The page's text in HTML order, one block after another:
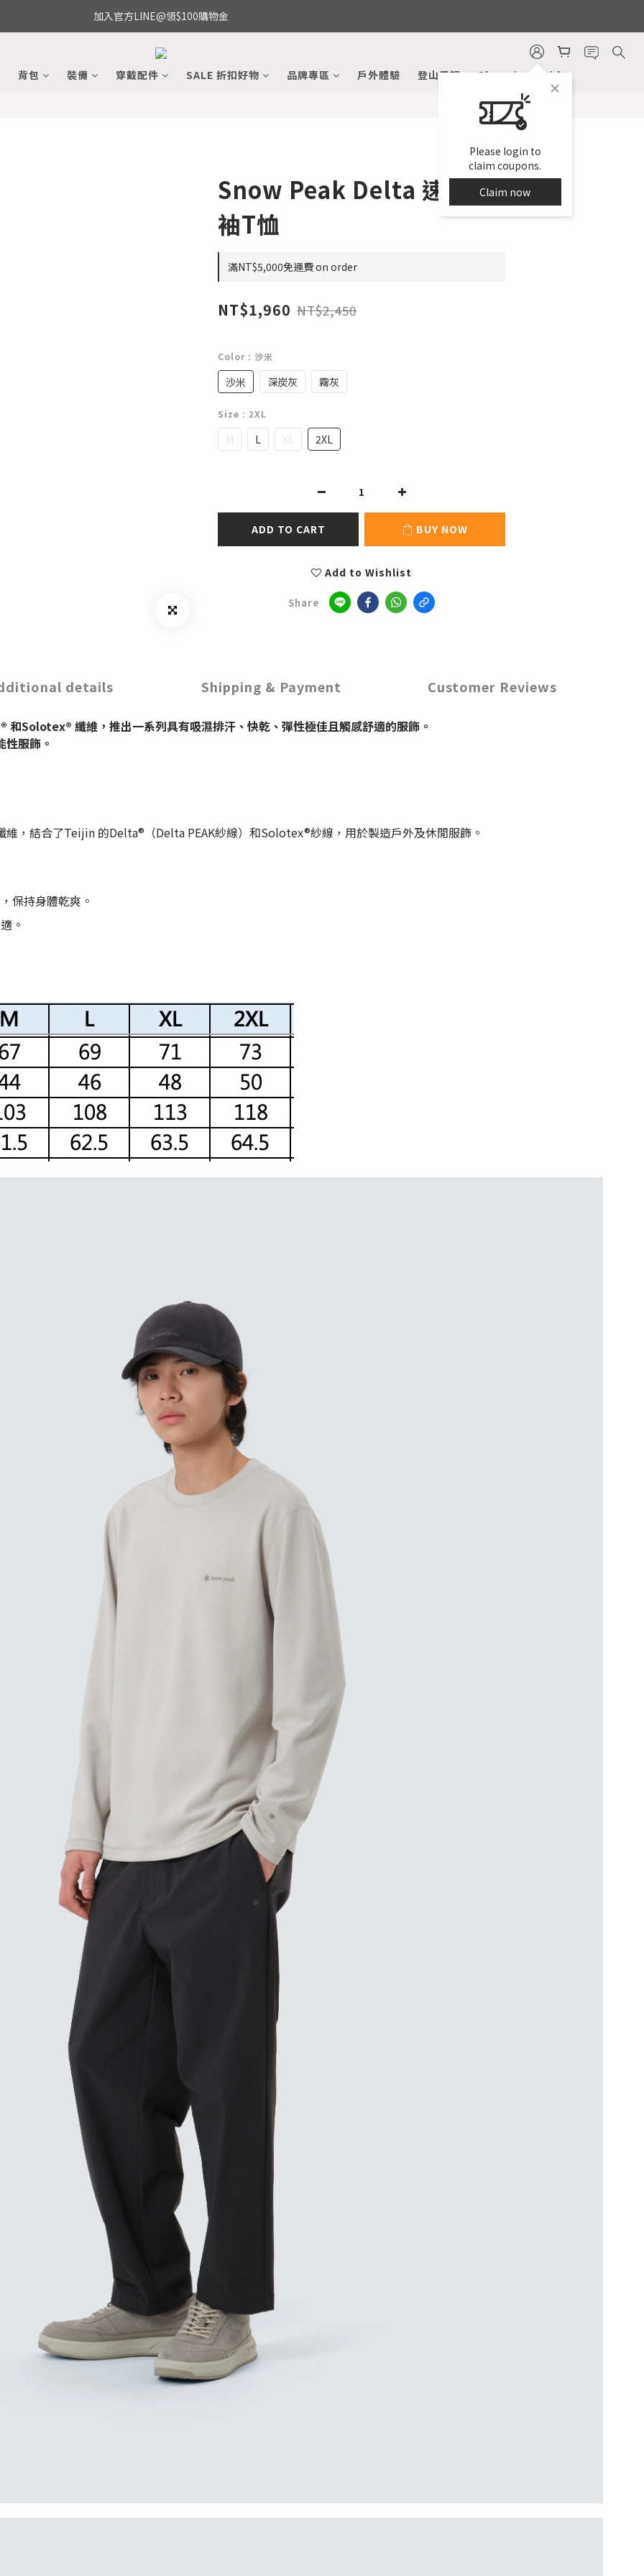
加入官方LINE@領$100購物金
Please login to
claim coupons.
Claim now
背包 裝備 穿戴配件 SALE 折扣好物 品牌專區 戶外體驗 登山日記 Shopping Guide
Snow Peak Delta 速乾長
袖T恤
滿NT$5,000免運費 on order
NT$1,960 NT$2,450
Color : 沙米
沙米 深炭灰 霧灰
Size : 2XL
M L XL 2XL
ADD TO CART BUY NOW
Add to Wishlist
Share
details Shipping & Payment Customer Reviews
和Solotex® 纖維，推出一系列具有吸濕排汗、快乾、彈性極佳且觸感舒適的服飾。
服飾。
維，結合了Teijin 的Delta®（Delta PEAK紗線）和Solotex®紗線，用於製造戶外及休閒服飾。
保持身體乾爽。
。
BUY NOW